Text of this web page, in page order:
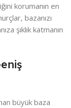
korumanın en
bazanızı
şıklık katmanın
büyük baza